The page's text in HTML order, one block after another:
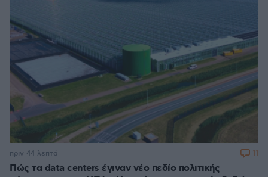
Πώς τα data centers έγιναν νέο πεδίο πολιτικής
πριν 44 λεπτά 11